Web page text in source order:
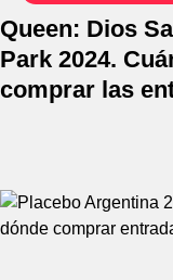
Queen: Dios
Park 2024.
comprar las